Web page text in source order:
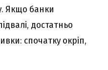
Якщо банки
достатньо
спочатку окріп,